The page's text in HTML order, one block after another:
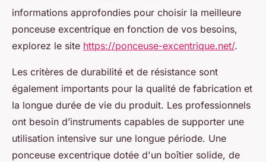
informations approfondies pour choisir la meilleure
ponceuse excentrique en fonction de vos besoins,
explorez le site https://ponceuse-excentrique.net/.
Les critères de durabilité et de résistance sont
également importants pour la qualité de fabrication et
la longue durée de vie du produit. Les professionnels
ont besoin d’instruments capables de supporter une
utilisation intensive sur une longue période. Une
ponceuse excentrique dotée d'un boîtier solide, de